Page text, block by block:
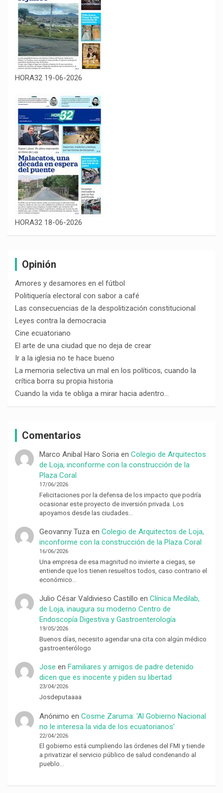
HORA32 19-06-2026
HORA32 18-06-2026
Opinión
Amores y desamores en el fútbol
Politiquería electoral con sabor a café
Las consecuencias de la despolitización constitucional
Leyes contra la democracia
Cine ecuatoriano
El arte de una ciudad que no deja de crear
Ir a la iglesia no te hace bueno
La memoria selectiva un mal en los políticos, cuando la
crítica borra su propia historia
Cuando la vida te obliga a mirar hacia adentro…
Comentarios
Marco Anibal Haro Soriaen Colegio de Arquitectos
de Loja, inconforme con la construcción de la
Plaza Coral
17/06/2026
Felicitaciones por la defensa de los impacto que podría
ocasionar este proyecto de inversión privada. Los
apoyamos desde las ciudades…
Geovanny Tuzaen Colegio de Arquitectos de Loja,
inconforme con la construcción de la Plaza Coral
16/06/2026
Una empresa de esa magnitud no invierte a ciegas, se
entiende que los tienen resueltos todos, caso contrario el
económico…
Julio César Valdivieso Castillo en Clínica Medilab,
de Loja, inaugura su moderno Centro de
Endoscopía Digestiva y Gastroenterología
19/05/2026
Buenos días, necesito agendar una cita con algún médico
gastroenterólogo
Jose en Familiares y amigos de padre detenido
dicen que es inocente y piden su libertad
23/04/2026
Josdeputaaaa
Anónimo en Cosme Zaruma: ‘Al Gobierno Nacional
no le interesa la vida de los ecuatorianos’
22/04/2026
El gobierno está cumpliendo las órdenes del FMI y tiende
a privatizar el servicio público de salud condenando al
pueblo…